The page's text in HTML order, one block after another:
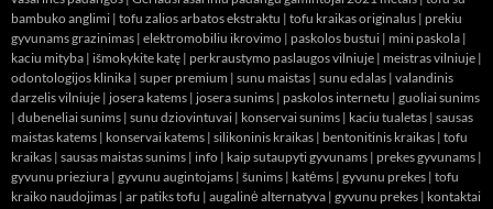
bambuko anglimi | tofu zalios arbatos ekstraktu | tofu kraikas originalus | prekiu
gyvunams grazinimas | elektromobiliu ikrovimo | paskolos bustui | mini paskola |
kaciu mityba | išmokykite katę | perkraustymo paslaugos vilniuje | meistras vilniuje |
odontologijos klinika | super premium | sunu maistas | sunu edalas | valandinis
darzelis vilniuje | josera katems | josera sunims | paskolos internetu | guoliai sunims
| dubeneliai sunims | sunu dziovintuvai | konservai sunims | kaciu tualetas | sausas
maistas katems | konservai katems | silikoninis kraikas | bentonitinis kraikas | tofu
kraikas | sausas maistas sunims | info | kaip sutaupyti gyvunams | prekes gyvunams |
gyvunu prieziura | gyvunu augintojams | šunims | katėms | gyvunu prekes | tofu
kraiko naudojimas | ar patiks tofu | augalinė alternatyva | gyvunu prekes | kontaktai